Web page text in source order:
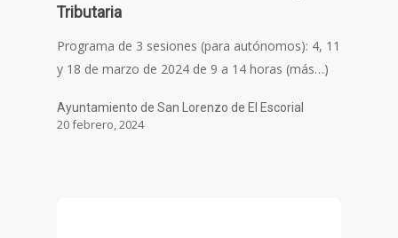
Tributaria
Programa de 3 sesiones (para autónomos): 4, 11
y 18 de marzo de 2024 de 9 a 14 horas (más…)
Ayuntamiento de San Lorenzo de El Escorial
20 febrero, 2024